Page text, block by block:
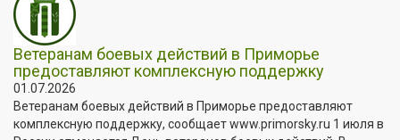
Ветеранам боевых действий в Приморье
предоставляют комплексную поддержку
01.07.2026
Ветеранам боевых действий в Приморье предоставляют
комплексную поддержку, сообщает www.primorsky.ru 1 июля в